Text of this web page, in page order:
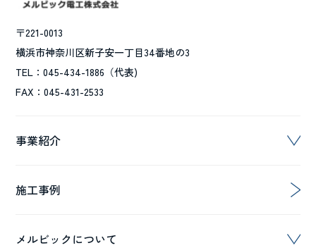
〒221-0013
横浜市神奈川区新子安一丁目34番地の3
TEL：045-434-1886（代表)
FAX：045-431-2533
事業紹介
施工事例
メルビックについて